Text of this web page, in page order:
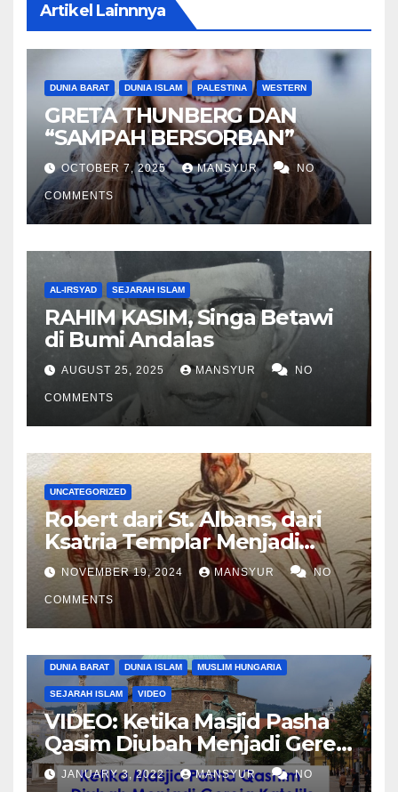
Artikel Lainnnya
DUNIA BARAT DUNIA ISLAM PALESTINA WESTERN
GRETA THUNBERG DAN
“SAMPAH BERSORBAN”
OCTOBER 7, 2025 MANSYUR NO
COMMENTS
AL-IRSYAD SEJARAH ISLAM
RAHIM KASIM, Singa Betawi
di Bumi Andalas
AUGUST 25, 2025 MANSYUR NO
COMMENTS
UNCATEGORIZED
Robert dari St. Albans, dari
Ksatria Templar Menjadi
Komandan Pasukan
Shalahuddin Merebut
Kembali Yerusalem
NOVEMBER 19, 2024 MANSYUR NO
COMMENTS
DUNIA BARAT DUNIA ISLAM MUSLIM HUNGARIA
SEJARAH ISLAM VIDEO
VIDEO: Ketika Masjid Pasha
Qasim Diubah Menjadi Gereja
Katolik di Pecs, Hungaria
JANUARY 3, 2022 MANSYUR NO